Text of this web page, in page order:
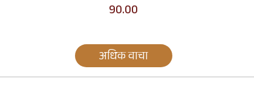
90.00
अधिक वाचा